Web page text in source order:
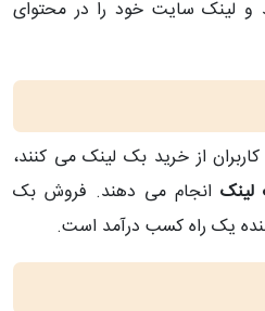
و لینک سایت خود را در محتوای
از خرید بک لینک می کنند،
انجام می دهند. فروش بک
یک راه کسب درآمد است.